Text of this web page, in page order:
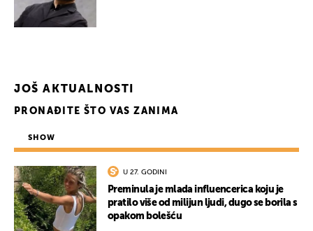
JOŠ AKTUALNOSTI
PRONAĐITE ŠTO VAS ZANIMA
SHOW
U 27. GODINI
Preminula je mlada influencerica koju je
pratilo više od milijun ljudi, dugo se borila s
opakom bolešću
UKLJUČITE NOTIFIKACIJE